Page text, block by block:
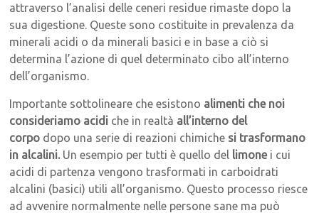
attraverso l’analisi delle ceneri residue rimaste dopo la
sua digestione. Queste sono costituite in prevalenza da
minerali acidi o da minerali basici e in base a ciò si
determina l’azione di quel determinato cibo all’interno
dell’organismo.
Importante sottolineare che esistono alimenti che noi
consideriamo acidi che in realtà all’interno del
corpo dopo una serie di reazioni chimiche si trasformano
in alcalini.Un esempio per tutti è quello del limonei cui
acidi di partenza vengono trasformati in carboidrati
alcalini (basici) utili all’organismo. Questo processo riesce
ad avvenire normalmente nelle persone sane ma può